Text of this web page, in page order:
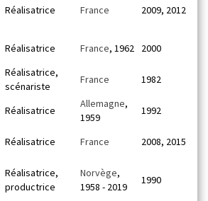
Réalisatrice France 2009, 2012
Réalisatrice France, 1962
2000
Réalisatrice,
scénariste
France
1982
Réalisatrice
Allemagne,
1959
1992
Réalisatrice France
2008, 2015
Réalisatrice,
productrice
Norvège,
1958 - 2019
1990